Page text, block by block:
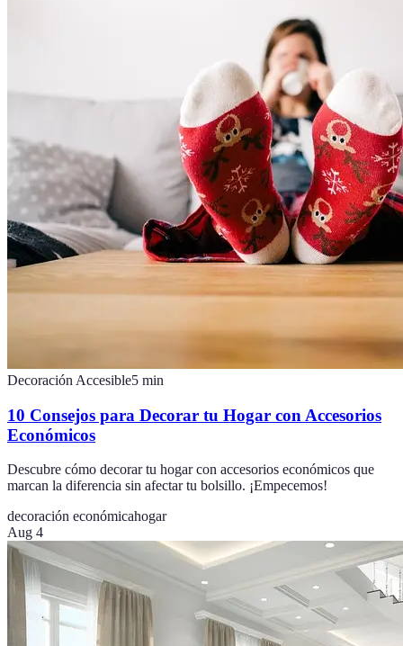
Decoración Accesible5 min
10 Consejos para Decorar tu Hogar con Accesorios
Económicos
Descubre cómo decorar tu hogar con accesorios económicos que
marcan la diferencia sin afectar tu bolsillo. ¡Empecemos!
decoración económicahogar
Aug 4